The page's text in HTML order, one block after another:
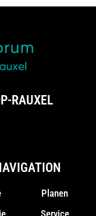
RAUXEL
Planen
Service